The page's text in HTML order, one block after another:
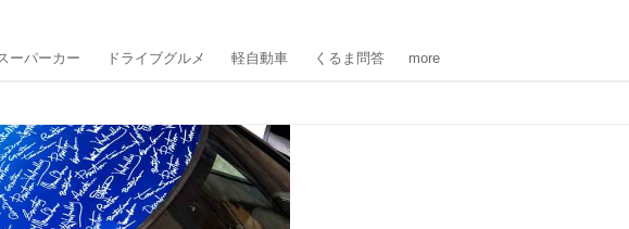
ーパーカー ドライブグルメ 軽自動車 くるま問答 more